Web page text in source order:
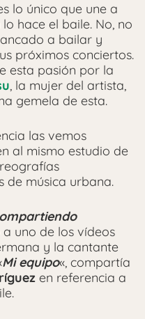
lo único que une a
lo hace el baile. No, no
a bailar y
próximos conciertos.
esta pasión por la
, la mujer del artista,
gemela de esta.
las vemos
al mismo estudio de
de música urbana.
uno de los vídeos
y la cantante
Mi equipo«, compartía
en referencia a